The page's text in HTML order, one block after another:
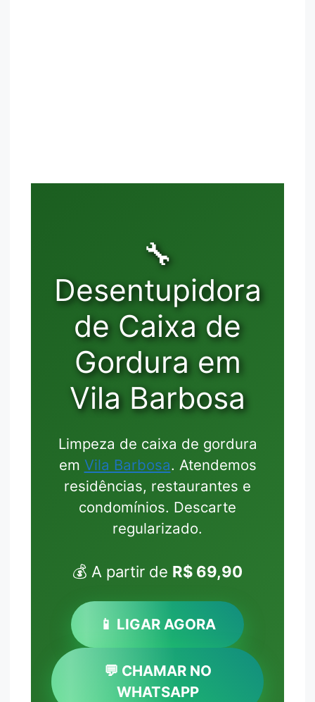
🔧
Desentupidora
de Caixa de
Gordura em
Vila Barbosa
Limpeza de caixa de gordura
em Vila Barbosa. Atendemos
residências, restaurantes e
condomínios. Descarte
regularizado.
💰 A partir de R$ 69,90
📱 LIGAR AGORA
💬 CHAMAR NO
WHATSAPP